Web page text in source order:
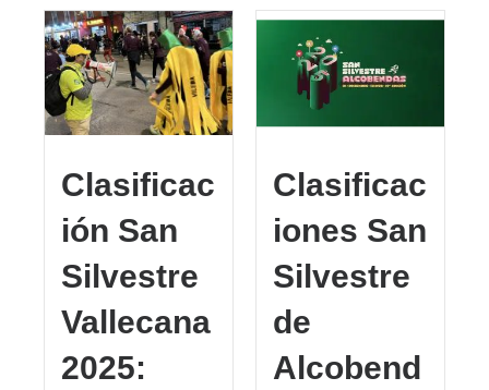
Clasificac
ión San
Silvestre
Vallecana
2025:
Clasificac
iones San
Silvestre
de
Alcobend